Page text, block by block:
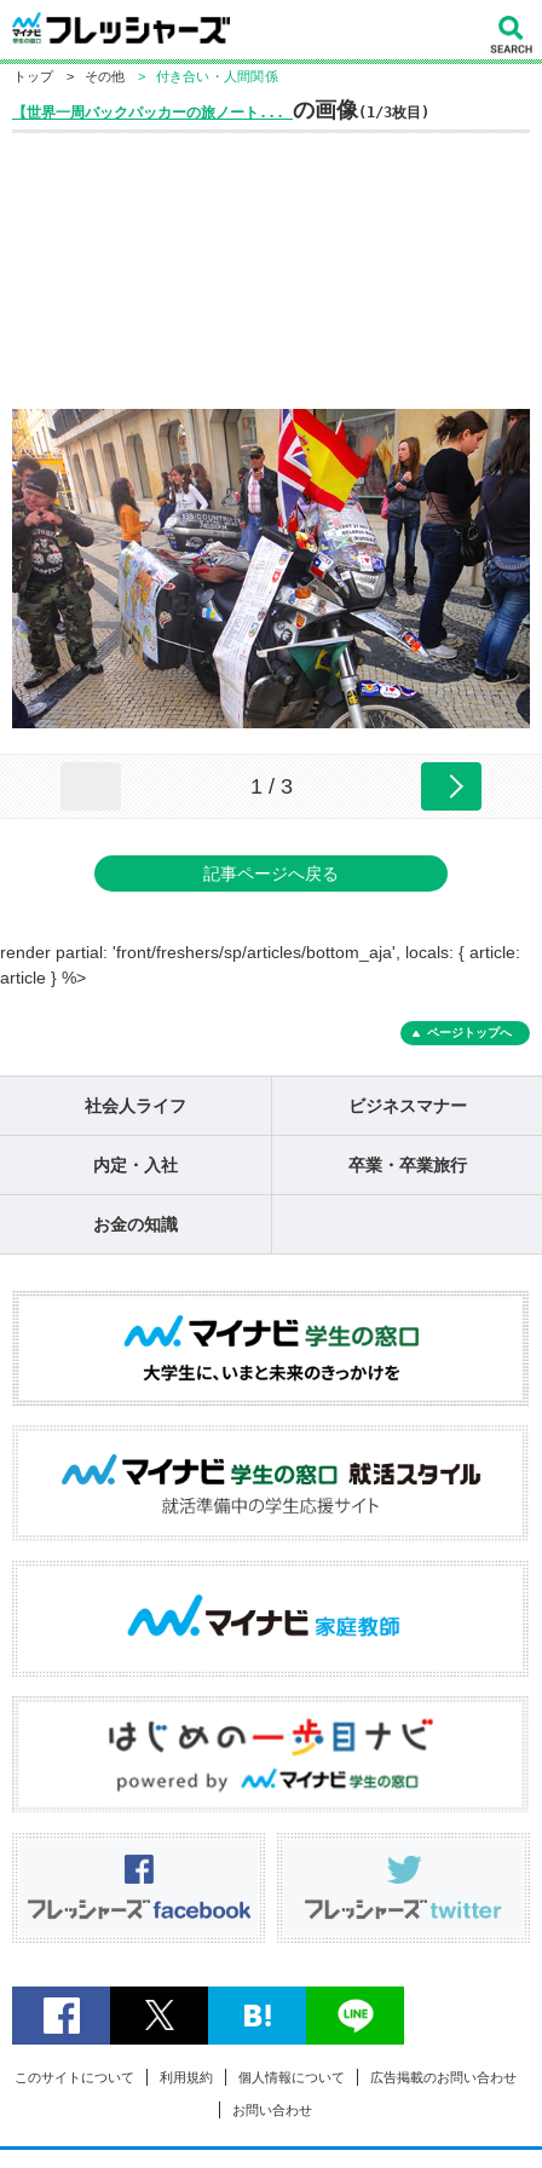
トップ > その他 > 付き合い・人間関係
【世界一周バックパッカーの旅ノート... の画像(1/3枚目)
1 / 3
記事ページへ戻る
render partial: 'front/freshers/sp/articles/bottom_aja', locals: { article:
article } %>
ページトップへ
社会人ライフ ビジネスマナー
内定・入社 卒業・卒業旅行
お金の知識
このサイトについて 利用規約 個人情報について 広告掲載のお問い合わせ
お問い合わせ